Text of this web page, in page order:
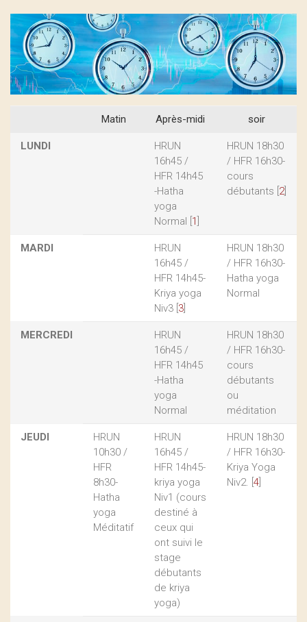
Matin Après-midi soir
LUNDI
HRUN
16h45 /
HFR 14h45
-Hatha
yoga
Normal 1
HRUN 18h30
/ HFR 16h30-
cours
débutants 2]
MARDI
HRUN
16h45 /
HFR 14h45-
Kriya yoga
Niv3 3
HRUN 18h30
/ HFR 16h30-
Hatha yoga
Normal
MERCREDI
HRUN
16h45 /
HFR 14h45
-Hatha
yoga
Normal
HRUN 18h30
/ HFR 16h30-
cours
débutants
ou
méditation
JEUDI
HRUN
10h30 /
HFR
8h30-
Hatha
yoga
Méditatif
HRUN
16h45 /
HFR 14h45-
kriya yoga
Niv1 (cours
destiné à
ceux qui
ont suivi le
stage
débutants
de kriya
yoga)
HRUN 18h30
/ HFR 16h30-
Kriya Yoga
Niv2. 4